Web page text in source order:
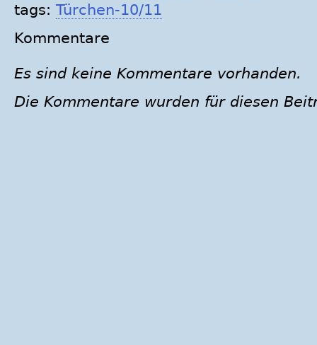
tags: Türchen-10/11
Kommentare
Es sind keine Kommentare vorhanden.
Die Kommentare wurden für diesen